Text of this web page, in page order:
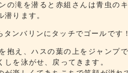
の滝を潜ると赤組さんは青虫の
ります。
ンバリンにタッチでゴールです！
抱え、ハスの葉の上をジャンプ
を泳がせ、戻ってきます。